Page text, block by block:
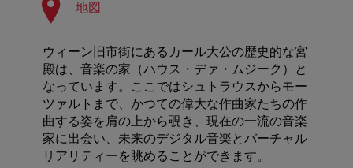
地図
ウィーン旧市街にあるカール大公の歴史的な宮
殿は、音楽の家（ハウス・デァ・ムジーク）と
なっています。ここではシュトラウスからモー
ツァルトまで、かつての偉大な作曲家たちの作
曲する姿を肩の上から覗き、現在の一流の音楽
家に出会い、未来のデジタル音楽とバーチャル
リアリティーを眺めることができます。